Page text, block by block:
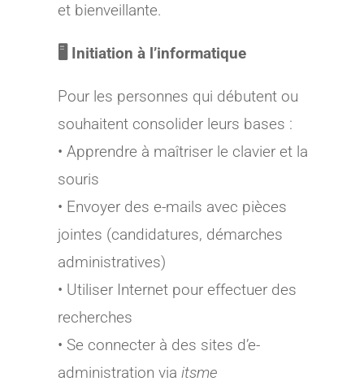
et bienveillante.
🖥️ Initiation à l’informatique
Pour les personnes qui débutent ou
souhaitent consolider leurs bases :
• Apprendre à maîtriser le clavier et la
souris
• Envoyer des e-mails avec pièces
jointes (candidatures, démarches
administratives)
• Utiliser Internet pour effectuer des
recherches
• Se connecter à des sites d’e-
administration via itsme